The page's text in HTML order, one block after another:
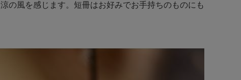
の風を感じます。短冊はお好みでお手持ちのものにも